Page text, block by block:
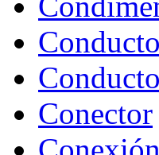
Conector